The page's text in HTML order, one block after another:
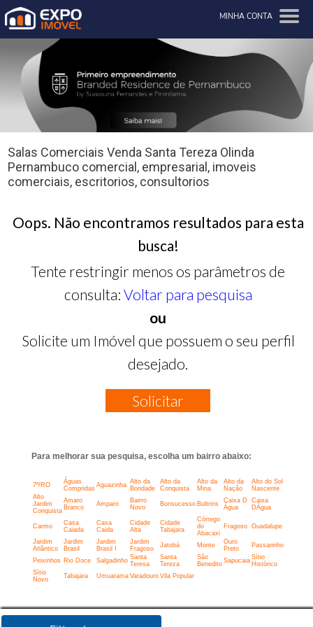
MINHA CONTA
Salas Comerciais Venda Santa Tereza Olinda
Pernambuco comercial, empresarial, imoveis
comerciais, escritorios, consultorios
Oops. Não encontramos resultados para esta
busca!
Tente restringir menos os parâmetros de
consulta: Voltar para pesquisa
ou
Solicite um Imóvel que possuem o seu perfil
desejado.
Solicitar
Para melhorar sua pesquisa, escolha um bairro abaixo:
7º/RO
Águas
Compridas Aguazinha Alto da
Bondade
Alto da
Conquista
Alto da
Mina
Alto da
Nação
Alto do Sol
Nascente
Alto
Jardim
Conquista
Amaro
Branco
Amparo
Bairro
Novo
Bonsucesso Bultrins
Caixa D
Água
Caixa
DÁgua
Carmo
Casa
Caiada
Casa
Caida
Cidade
Alta
Cidade
Tabajara
Córrego
do
Abacaxi
Fragoso Guadalupe
Jardim
Atlântico
Jardim
Brasil
Jardim
Brasil I
Jardim
Fragoso
Jatobá Monte
Ouro
Preto
Passarinho
Peixinhos Rio Doce Salgadinho Santa
Teresa
Santa
Tereza
São
Benedito Sapucaia Sítio
Histórico
Sítio
Novo
Tabajara Umuarama Varadouro Vila Popular